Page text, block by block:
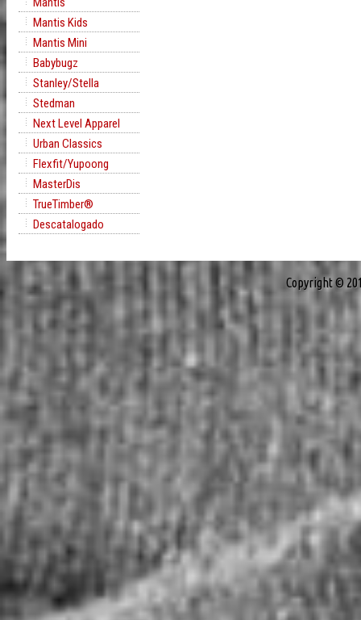
Mantis Kids
Mantis Mini
Babybugz
Stanley/Stella
Stedman
Next Level Apparel
Urban Classics
Flexfit/Yupoong
MasterDis
TrueTimber®
Descatalogado
Copyright ©